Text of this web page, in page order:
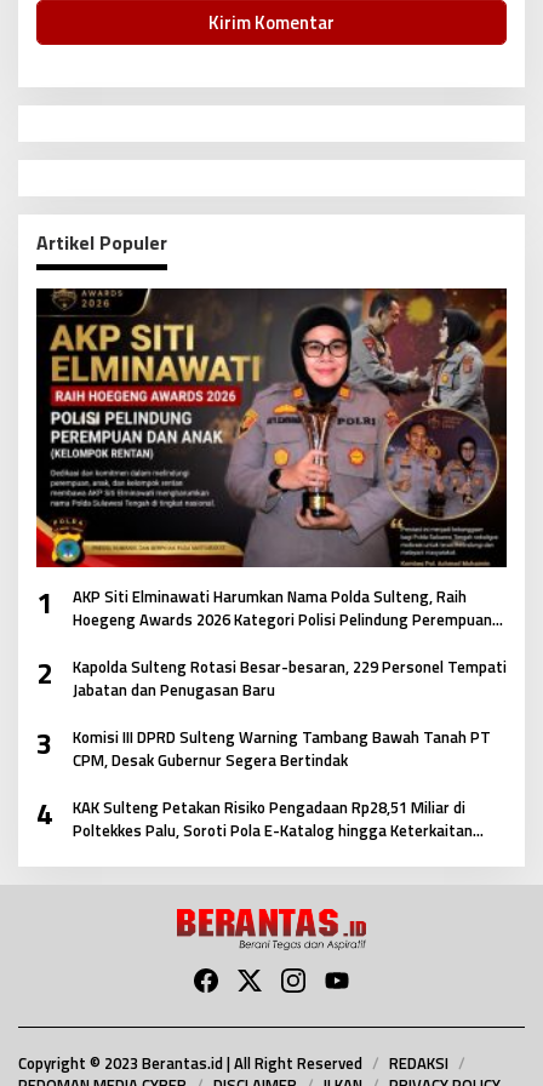
Artikel Populer
1
AKP Siti Elminawati Harumkan Nama Polda Sulteng, Raih
Hoegeng Awards 2026 Kategori Polisi Pelindung Perempuan
2
Kapolda Sulteng Rotasi Besar-besaran, 229 Personel Tempati
Jabatan dan Penugasan Baru
3
Komisi III DPRD Sulteng Warning Tambang Bawah Tanah PT
CPM, Desak Gubernur Segera Bertindak
4
KAK Sulteng Petakan Risiko Pengadaan Rp28,51 Miliar di
Poltekkes Palu, Soroti Pola E-Katalog hingga Keterkaitan
Copyright © 2023 Berantas.id | All Right Reserved
REDAKSI